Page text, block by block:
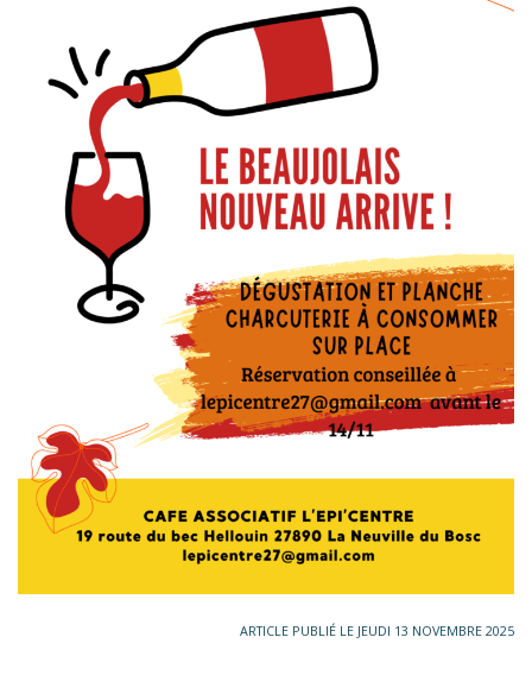
ARTICLE PUBLIÉ LE JEUDI 13 NOVEMBRE 2025